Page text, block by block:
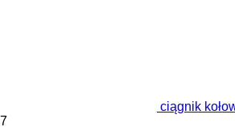
ciągnik
7